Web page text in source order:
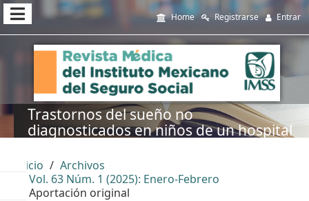
##plugins.themes.themeEleven.accessible_menu.sidebar##
Home Registrarse Entrar
Trastornos del sueño no
diagnosticados en niños de un hospital
Inicio
Archivos
Vol. 63 Núm. 1 (2025): Enero-Febrero
Aportación original